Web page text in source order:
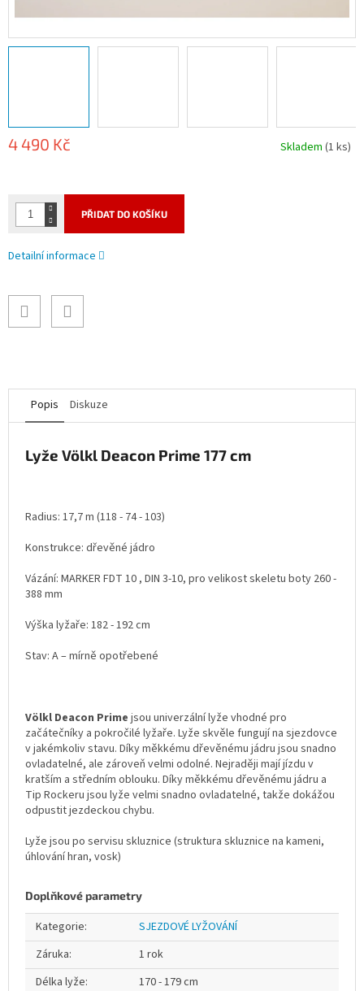
4 490 Kč Skladem(1 ks)
PŘIDAT DO KOŠÍKU
Detailní informace
Popis Diskuze
Lyže Völkl Deacon Prime 177 cm
Radius: 17,7 m (118 - 74 - 103)
Konstrukce: dřevěné jádro
Vázání: MARKER FDT 10 , DIN 3-10, pro velikost skeletu boty 260 -
388 mm
Výška lyžaře: 182 - 192 cm
Stav: A – mírně opotřebené
Völkl Deacon Prime jsou univerzální lyže vhodné pro
začátečníky a pokročilé lyžaře. Lyže skvěle fungují na sjezdovce
v jakémkoliv stavu. Díky měkkému dřevěnému jádru jsou snadno
ovladatelné, ale zároveň velmi odolné. Nejraději mají jízdu v
kratším a středním oblouku. Díky měkkému dřevěnému jádru a
Tip Rockeru jsou lyže velmi snadno ovladatelné, takže dokážou
odpustit jezdeckou chybu.
Lyže jsou po servisu skluznice (struktura skluznice na kameni,
úhlování hran, vosk)
Doplňkové parametry
Kategorie:
SJEZDOVÉ LYŽOVÁNÍ
Záruka:
1 rok
Délka lyže:
170 - 179 cm